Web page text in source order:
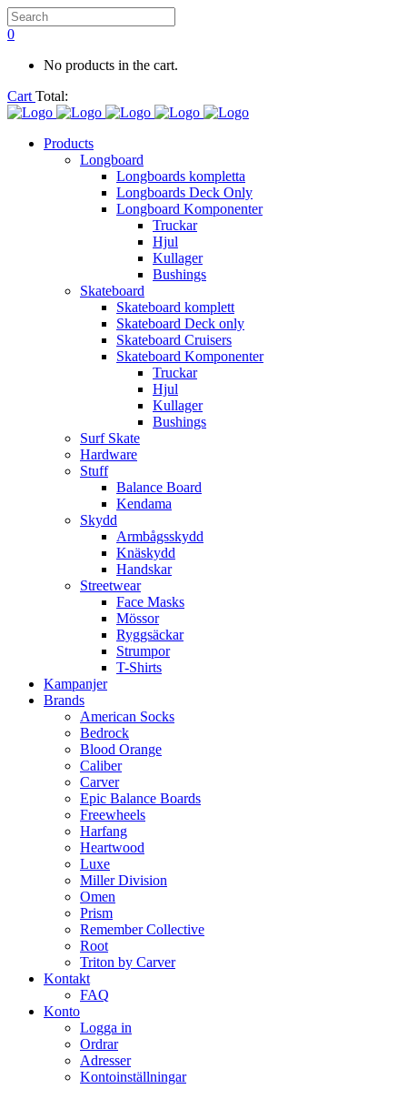
0
No products in the cart.
Cart Total:
Products
Longboard
Longboards kompletta
Longboards Deck Only
Longboard Komponenter
Truckar
Hjul
Kullager
Bushings
Skateboard
Skateboard komplett
Skateboard Deck only
Skateboard Cruisers
Skateboard Komponenter
Truckar
Hjul
Kullager
Bushings
Surf Skate
Hardware
Stuff
Balance Board
Kendama
Skydd
Armbågsskydd
Knäskydd
Handskar
Streetwear
Face Masks
Mössor
Ryggsäckar
Strumpor
T-Shirts
Kampanjer
Brands
American Socks
Bedrock
Blood Orange
Caliber
Carver
Epic Balance Boards
Freewheels
Harfang
Heartwood
Luxe
Miller Division
Omen
Prism
Remember Collective
Root
Triton by Carver
Kontakt
FAQ
Konto
Logga in
Ordrar
Adresser
Kontoinställningar